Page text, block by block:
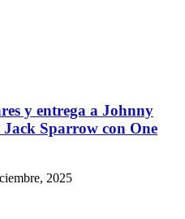
y entrega a Johnny
Sparrow con One
2025